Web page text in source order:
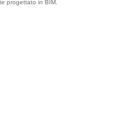
progettato in BIM.